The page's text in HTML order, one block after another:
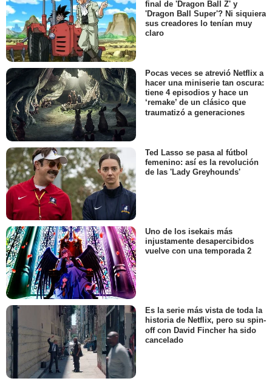
final de 'Dragon Ball Z' y
'Dragon Ball Super'? Ni siquiera
sus creadores lo tenían muy
claro
Pocas veces se atrevió Netflix a
hacer una miniserie tan oscura:
tiene 4 episodios y hace un
‘remake’ de un clásico que
traumatizó a generaciones
Ted Lasso se pasa al fútbol
femenino: así es la revolución
de las 'Lady Greyhounds'
Uno de los isekais más
injustamente desapercibidos
vuelve con una temporada 2
Es la serie más vista de toda la
historia de Netflix, pero su spin-
off con David Fincher ha sido
cancelado